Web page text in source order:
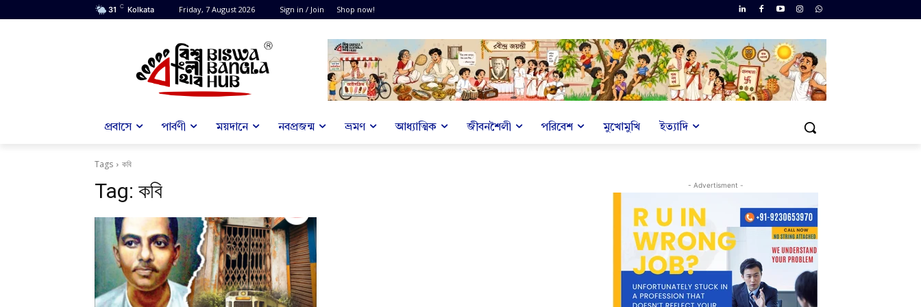
31 C Kolkata Friday, 7 August 2026 Sign in / Join Shop now!
প্রবাসে পার্বণী ময়দানে নবপ্রজন্ম ভ্রমণ আধ্যাত্মিক জীবনশৈলী পরিবেশ মুখোমুখি ইত্যাদি
Tags কবি
Tag: কবি - Advertisment -